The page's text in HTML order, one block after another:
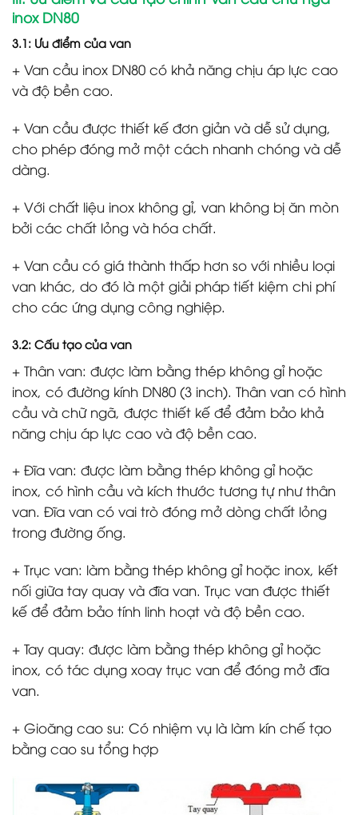
inox DN80
3.1: Ưu điểm của van
+ Van cầu inox DN80 có khả năng chịu áp lực cao
và độ bền cao.
+ Van cầu được thiết kế đơn giản và dễ sử dụng,
cho phép đóng mở một cách nhanh chóng và dễ
dàng.
+ Với chất liệu inox không gỉ, van không bị ăn mòn
bởi các chất lỏng và hóa chất.
+ Van cầu có giá thành thấp hơn so với nhiều loại
van khác, do đó là một giải pháp tiết kiệm chi phí
cho các ứng dụng công nghiệp.
3.2: Cấu tạo của van
+ Thân van: được làm bằng thép không gỉ hoặc
inox, có đường kính DN80 (3 inch). Thân van có hình
cầu và chữ ngã, được thiết kế để đảm bảo khả
năng chịu áp lực cao và độ bền cao.
+ Đĩa van: được làm bằng thép không gỉ hoặc
inox, có hình cầu và kích thước tương tự như thân
van. Đĩa van có vai trò đóng mở dòng chất lỏng
trong đường ống.
+ Trục van: làm bằng thép không gỉ hoặc inox, kết
nối giữa tay quay và đĩa van. Trục van được thiết
kế để đảm bảo tính linh hoạt và độ bền cao.
+ Tay quay: được làm bằng thép không gỉ hoặc
inox, có tác dụng xoay trục van để đóng mở đĩa
van.
+ Gioăng cao su: Có nhiệm vụ là làm kín chế tạo
bằng cao su tổng hợp